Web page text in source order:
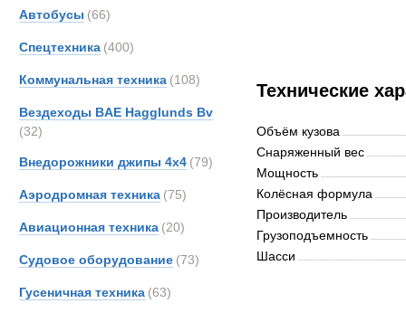
Автобусы (66)
Спецтехника (400)
Коммунальная техника (108)
Вездеходы BAE Hagglunds Bv
(32)
Внедорожники джипы 4х4 (79)
Аэродромная техника (75)
Авиационная техника (20)
Судовое оборудование (73)
Гусеничная техника (63)
Технические
Объём кузова
Снаряженный вес
Мощность
Колёсная формула
Производитель
Грузоподъемность
Шасси